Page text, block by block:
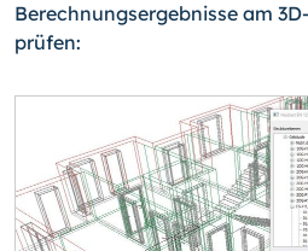
Berechnungsergebnisse am
prüfen: